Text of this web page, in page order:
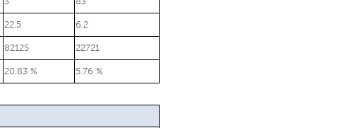
22.5 6.2
82125 22721
20.83 % 5.76 %